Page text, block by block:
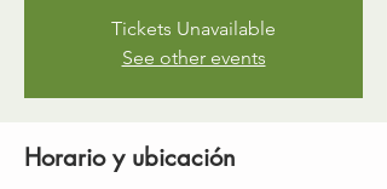
Tickets Unavailable
See other events
Horario y ubicación